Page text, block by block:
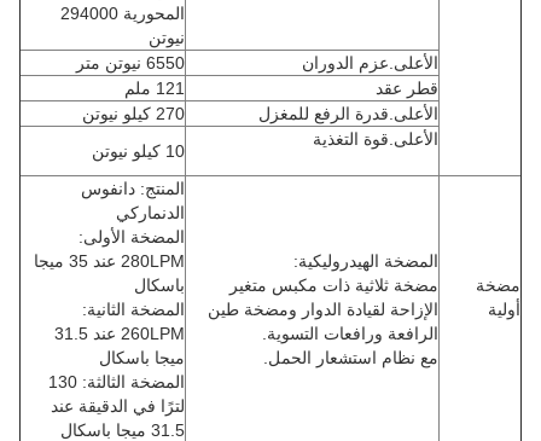
المحورية 294000
نيوتن
الأعلى.عزم الدوران
6550 نيوتن متر
قطر عقد
121 ملم
الأعلى.قدرة الرفع للمغزل
270 كيلو نيوتن
الأعلى.قوة التغذية
10 كيلو نيوتن
مضخة
أولية
المضخة الهيدروليكية:
مضخة ثلاثية ذات مكبس متغير
الإزاحة لقيادة الدوار ومضخة طين
الرافعة ورافعات التسوية.
مع نظام استشعار الحمل.
المنتج: دانفوس
الدنماركي
المضخة الأولى:
280LPM عند 35 ميجا
باسكال
المضخة الثانية:
260LPM عند 31.5
ميجا باسكال
المضخة الثالثة: 130
لترًا في الدقيقة عند
31.5 ميجا باسكال